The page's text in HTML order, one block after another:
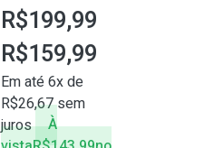
R$199,99
R$159,99
Em até 6x de
R$26,67sem
juros
À